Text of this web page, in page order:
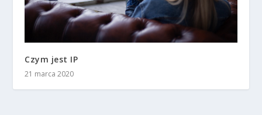
Czym jest IP
21 marca 2020